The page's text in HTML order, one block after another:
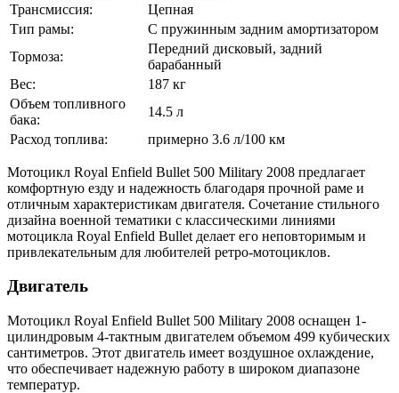
Трансмиссия:
Цепная
Тип рамы:
С пружинным задним амортизатором
Тормоза:
Передний дисковый, задний
барабанный
Вес:
187 кг
Объем топливного
бака:
14.5 л
Расход топлива:
примерно 3.6 л/100 км
Мотоцикл Royal Enfield Bullet 500 Military 2008 предлагает
комфортную езду и надежность благодаря прочной раме и
отличным характеристикам двигателя. Сочетание стильного
дизайна военной тематики с классическими линиями
мотоцикла Royal Enfield Bullet делает его неповторимым и
привлекательным для любителей ретро-мотоциклов.
Двигатель
Мотоцикл Royal Enfield Bullet 500 Military 2008 оснащен 1-
цилиндровым 4-тактным двигателем объемом 499 кубических
сантиметров. Этот двигатель имеет воздушное охлаждение,
что обеспечивает надежную работу в широком диапазоне
температур.